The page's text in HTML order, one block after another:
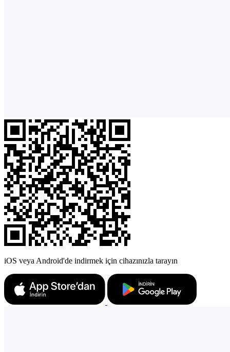
iOS veya Android'de indirmek için cihazınızla tarayın